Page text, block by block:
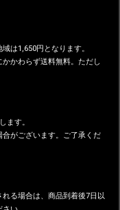
は1,650円となります。
かわらず送料無料。ただし
ます。
がございます。ご了承くだ
る場合は、商品到着後7日以